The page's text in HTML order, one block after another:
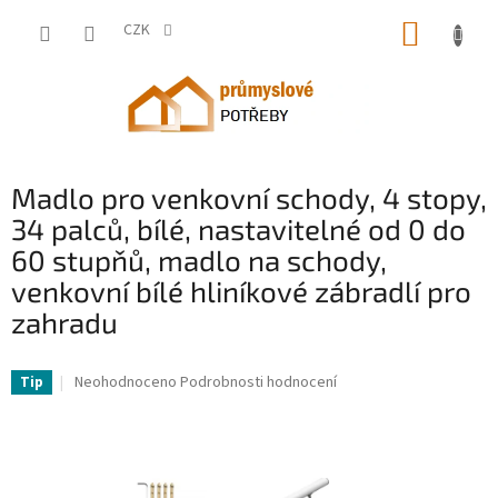
CZK
Madlo pro venkovní schody, 4 stopy,
34 palců, bílé, nastavitelné od 0 do
60 stupňů, madlo na schody,
venkovní bílé hliníkové zábradlí pro
zahradu
Tip
Průměrné
Neohodnoceno Podrobnosti hodnocení